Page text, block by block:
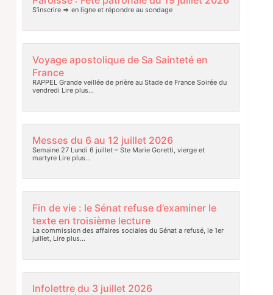
S’inscrire => en ligne et répondre au sondage
Voyage apostolique de Sa Sainteté en
France
RAPPEL Grande veillée de prière au Stade de France Soirée du
vendredi Lire plus…
Messes du 6 au 12 juillet 2026
Semaine 27 Lundi 6 juillet – Ste Marie Goretti, vierge et
martyreLire plus…
Fin de vie : le Sénat refuse d’examiner le
texte en troisième lecture
La commission des affaires sociales du Sénat a refusé, le 1er
juillet, Lire plus…
Infolettre du 3 juillet 2026